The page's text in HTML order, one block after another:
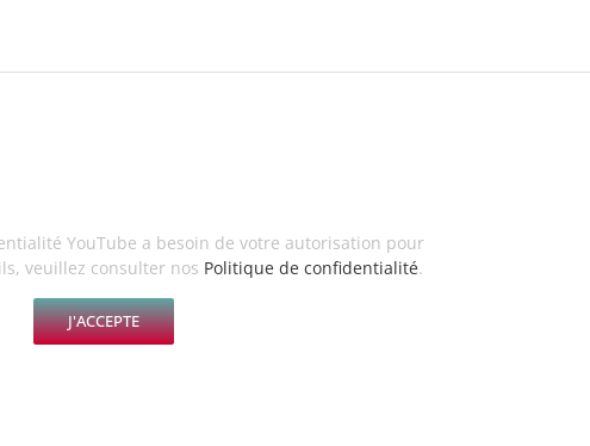
YouTube a besoin de votre autorisation pour
veuillez consulter nos Politique de confidentialité.
J'ACCEPTE